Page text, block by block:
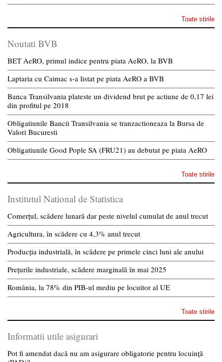
Toate stirile
Noutati BVB
BET AeRO, primul indice pentru piata AeRO, la BVB
Laptaria cu Caimac s-a listat pe piata AeRO a BVB
Banca Transilvania plateste un dividend brut pe actiune de 0,17 lei
din profitul pe 2018
Obligatiunile Bancii Transilvania se tranzactioneaza la Bursa de
Valori Bucuresti
Obligatiunile Good Pople SA (FRU21) au debutat pe piata AeRO
Toate stirile
Institutul National de Statistica
Comerțul, scădere lunară dar peste nivelul cumulat de anul trecut
Agricultura, în scădere cu 4,3% anul trecut
Producția industrială, în scădere pe primele cinci luni ale anului
Prețurile industriale, scădere marginală în mai 2025
România, la 78% din PIB-ul mediu pe locuitor al UE
Toate stirile
Informatii utile asigurari
Pot fi amendat dacă nu am asigurare obligatorie pentru locuință